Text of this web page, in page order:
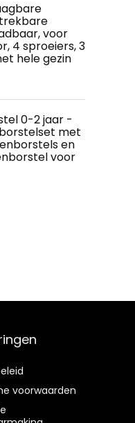
voor
4 sproeiers, 3
hele gezin
0-2 jaar -
met
en
voor
voorwaarden